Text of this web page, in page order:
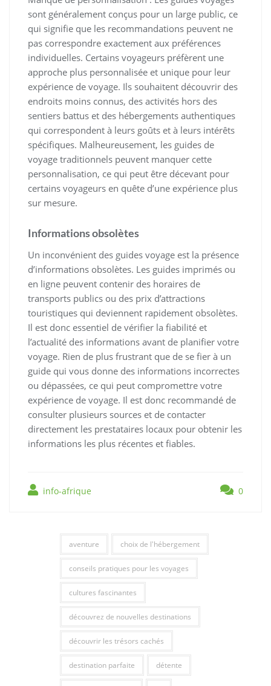
sont généralement conçus pour un large public, ce
qui signifie que les recommandations peuvent ne
pas correspondre exactement aux préférences
individuelles. Certains voyageurs préfèrent une
approche plus personnalisée et unique pour leur
expérience de voyage. Ils souhaitent découvrir des
endroits moins connus, des activités hors des
sentiers battus et des hébergements authentiques
qui correspondent à leurs goûts et à leurs intérêts
spécifiques. Malheureusement, les guides de
voyage traditionnels peuvent manquer cette
personnalisation, ce qui peut être décevant pour
certains voyageurs en quête d’une expérience plus
sur mesure.
Informations obsolètes
Un inconvénient des guides voyage est la présence
d’informations obsolètes. Les guides imprimés ou
en ligne peuvent contenir des horaires de
transports publics ou des prix d’attractions
touristiques qui deviennent rapidement obsolètes.
Il est donc essentiel de vérifier la fiabilité et
l’actualité des informations avant de planifier votre
voyage. Rien de plus frustrant que de se fier à un
guide qui vous donne des informations incorrectes
ou dépassées, ce qui peut compromettre votre
expérience de voyage. Il est donc recommandé de
consulter plusieurs sources et de contacter
directement les prestataires locaux pour obtenir les
informations les plus récentes et fiables.
info-afrique 0
aventure choix de l'hébergement
conseils pratiques pour les voyages
cultures fascinantes
découvrez de nouvelles destinations
découvrir les trésors cachés
destination parfaite détente